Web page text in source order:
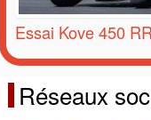
Essai Kove 450
Réseaux